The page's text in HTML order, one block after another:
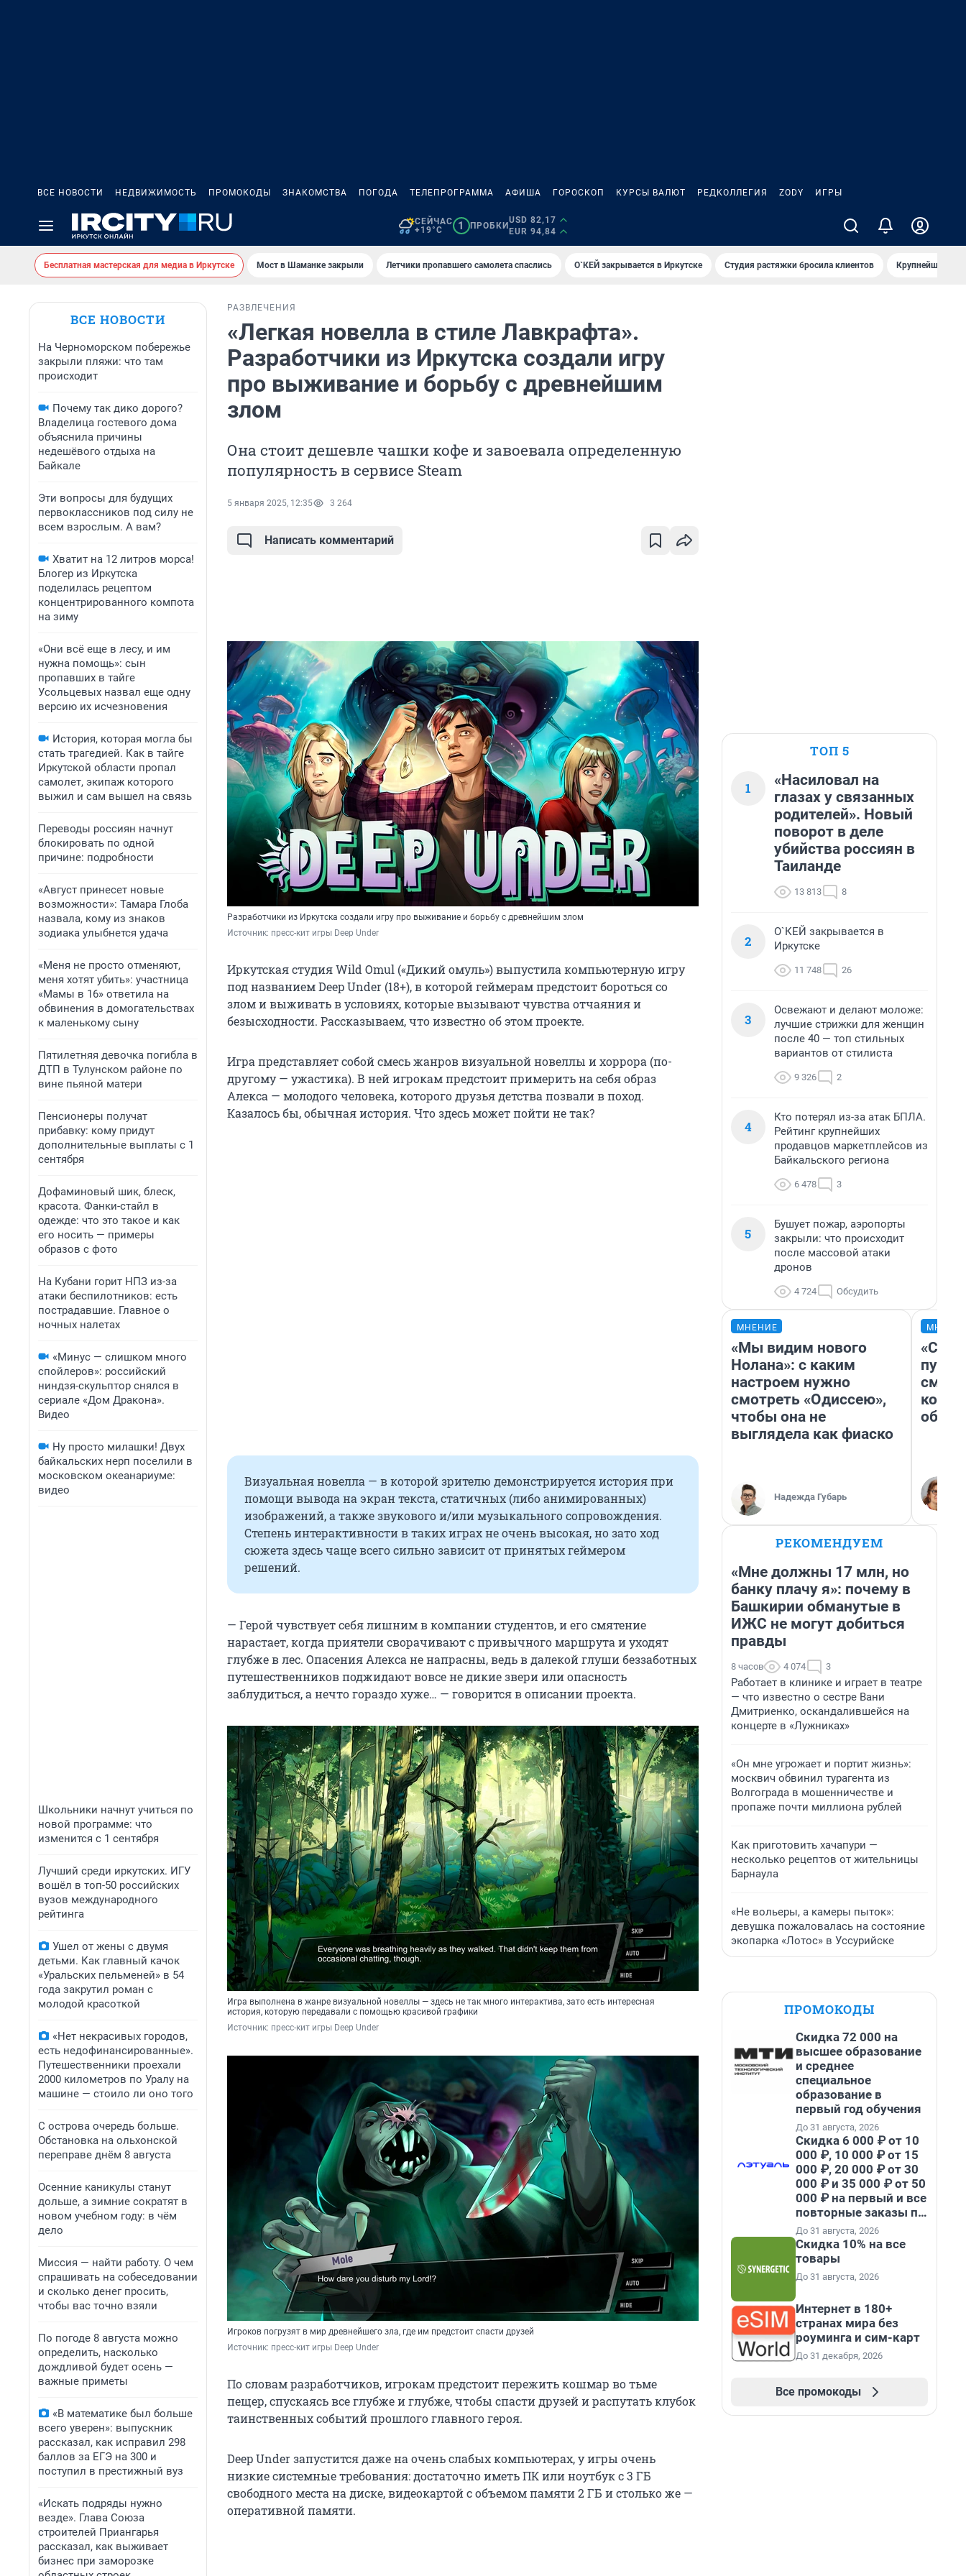
ВСЕ НОВОСТИ НЕДВИЖИМОСТЬ ПРОМОКОДЫ ЗНАКОМСТВА ПОГОДА ТЕЛЕПРОГРАММА АФИША ГОРОСКОП КУРСЫ ВАЛЮТ РЕДКОЛЛЕГИЯ ZODY ИГРЫ
СЕЙЧАС
+19°C
1 ПРОБКИ
USD 82,17
EUR 94,84
Бесплатная мастерская для медиа в Иркутске Мост в Шаманке закрыли Летчики пропавшего самолета спаслись О`КЕЙ закрывается в Иркутске Студия растяжки бросила клиентов Крупнейшие
ВСЕ НОВОСТИ
На Черноморском побережье
закрыли пляжи: что там
происходит
Почему так дико дорого?
Владелица гостевого дома
объяснила причины
недешёвого отдыха на
Байкале
Эти вопросы для будущих
первоклассников под силу не
всем взрослым. А вам?
Хватит на 12 литров морса!
Блогер из Иркутска
поделилась рецептом
концентрированного компота
на зиму
«Они всё еще в лесу, и им
нужна помощь»: сын
пропавших в тайге
Усольцевых назвал еще одну
версию их исчезновения
История, которая могла бы
стать трагедией. Как в тайге
Иркутской области пропал
самолет, экипаж которого
выжил и сам вышел на связь
Переводы россиян начнут
блокировать по одной
причине: подробности
«Август принесет новые
возможности»: Тамара Глоба
назвала, кому из знаков
зодиака улыбнется удача
«Меня не просто отменяют,
меня хотят убить»: участница
«Мамы в 16» ответила на
обвинения в домогательствах
к маленькому сыну
Пятилетняя девочка погибла в
ДТП в Тулунском районе по
вине пьяной матери
Пенсионеры получат
прибавку: кому придут
дополнительные выплаты с 1
сентября
Дофаминовый шик, блеск,
красота. Фанки-стайл в
одежде: что это такое и как
его носить — примеры
образов с фото
На Кубани горит НПЗ из-за
атаки беспилотников: есть
пострадавшие. Главное о
ночных налетах
«Минус — слишком много
спойлеров»: российский
ниндзя-скульптор снялся в
сериале «Дом Дракона».
Видео
Ну просто милашки! Двух
байкальских нерп поселили в
московском океанариуме:
видео
Школьники начнут учиться по
новой программе: что
изменится с 1 сентября
Лучший среди иркутских. ИГУ
вошёл в топ-50 российских
вузов международного
рейтинга
Ушел от жены с двумя
детьми. Как главный качок
«Уральских пельменей» в 54
года закрутил роман с
молодой красоткой
«Нет некрасивых городов,
есть недофинансированные».
Путешественники проехали
2000 километров по Уралу на
машине — стоило ли оно того
С острова очередь больше.
Обстановка на ольхонской
переправе днём 8 августа
Осенние каникулы станут
дольше, а зимние сократят в
новом учебном году: в чём
дело
Миссия — найти работу. О чем
спрашивать на собеседовании
и сколько денег просить,
чтобы вас точно взяли
По погоде 8 августа можно
определить, насколько
дождливой будет осень —
важные приметы
«В математике был больше
всего уверен»: выпускник
рассказал, как исправил 298
баллов за ЕГЭ на 300 и
поступил в престижный вуз
«Искать подряды нужно
везде». Глава Союза
строителей Приангарья
рассказал, как выживает
бизнес при заморозке
РАЗВЛЕЧЕНИЯ
«Легкая новелла в стиле Лавкрафта».
Разработчики из Иркутска создали игру
про выживание и борьбу с древнейшим
злом
Она стоит дешевле чашки кофе и завоевала определенную
популярность в сервисе Steam
5 января 2025, 12:35 3 264
Написать комментарий
Разработчики из Иркутска создали игру про выживание и борьбу с древнейшим злом
Источник: пресс-кит игры Deep Under
Иркутская студия Wild Omul («Дикий омуль») выпустила компьютерную игру
под названием Deep Under (18+), в которой геймерам предстоит бороться со
злом и выживать в условиях, которые вызывают чувства отчаяния и
безысходности. Рассказываем, что известно об этом проекте.
Игра представляет собой смесь жанров визуальной новеллы и хоррора (по-
другому — ужастика). В ней игрокам предстоит примерить на себя образ
Алекса — молодого человека, которого друзья детства позвали в поход.
Казалось бы, обычная история. Что здесь может пойти не так?
Визуальная новелла — в которой зрителю демонстрируется история при
помощи вывода на экран текста, статичных (либо анимированных)
изображений, а также звукового и/или музыкального сопровождения.
Степень интерактивности в таких играх не очень высокая, но зато ход
сюжета здесь чаще всего сильно зависит от принятых геймером
решений.
— Герой чувствует себя лишним в компании студентов, и его смятение
нарастает, когда приятели сворачивают с привычного маршрута и уходят
глубже в лес. Опасения Алекса не напрасны, ведь в далекой глуши беззаботных
путешественников поджидают вовсе не дикие звери или опасность
заблудиться, а нечто гораздо хуже… — говорится в описании проекта.
Игра выполнена в жанре визуальной новеллы — здесь не так много интерактива, зато есть интересная
история, которую передавали с помощью красивой графики
Источник: пресс-кит игры Deep Under
Игроков погрузят в мир древнейшего зла, где им предстоит спасти друзей
Источник: пресс-кит игры Deep Under
По словам разработчиков, игрокам предстоит пережить кошмар во тьме
пещер, спускаясь все глубже и глубже, чтобы спасти друзей и распутать клубок
таинственных событий прошлого главного героя.
Deep Under запустится даже на очень слабых компьютерах, у игры очень
низкие системные требования: достаточно иметь ПК или ноутбук с 3 ГБ
свободного места на диске, видеокартой с объемом памяти 2 ГБ и столько же —
оперативной памяти.
ТОП 5
1
«Насиловал на
глазах у связанных
родителей». Новый
поворот в деле
убийства россиян в
Таиланде
13 813 8
2
О`КЕЙ закрывается в
Иркутске
11 748 26
3
Освежают и делают моложе:
лучшие стрижки для женщин
после 40 — топ стильных
вариантов от стилиста
9 326 2
4
Кто потерял из-за атак БПЛА.
Рейтинг крупнейших
продавцов маркетплейсов из
Байкальского региона
6 478 3
5
Бушует пожар, аэропорты
закрыли: что происходит
после массовой атаки
дронов
4 724 Обсудить
МНЕНИЕ
«Мы видим нового
Нолана»: с каким
настроем нужно
смотреть «Одиссею»,
чтобы она не
выглядела как фиаско
Надежда Губарь
РЕКОМЕНДУЕМ
«Мне должны 17 млн, но
банку плачу я»: почему в
Башкирии обманутые в
ИЖС не могут добиться
правды
8 часов 4 074 3
Работает в клинике и играет в театре
— что известно о сестре Вани
Дмитриенко, оскандалившейся на
концерте в «Лужниках»
«Он мне угрожает и портит жизнь»:
москвич обвинил турагента из
Волгограда в мошенничестве и
пропаже почти миллиона рублей
Как приготовить хачапури —
несколько рецептов от жительницы
Барнаула
«Не вольеры, а камеры пыток»:
девушка пожаловалась на состояние
экопарка «Лотос» в Уссурийске
ПРОМОКОДЫ
Скидка 72 000 на
высшее образование
и среднее
специальное
образование в
первый год обучения
До 31 августа, 2026
Скидка 6 000 ₽ от 10
000 ₽, 10 000 ₽ от 15
000 ₽, 20 000 ₽ от 30
000 ₽ и 35 000 ₽ от 50
000 ₽ на первый и все
повторные заказы по
промокоду НАБЕРИ
До 31 августа, 2026
Скидка 10% на все
товары
До 31 августа, 2026
Интернет в 180+
странах мира без
роуминга и сим-карт
До 31 декабря, 2026
Все промокоды